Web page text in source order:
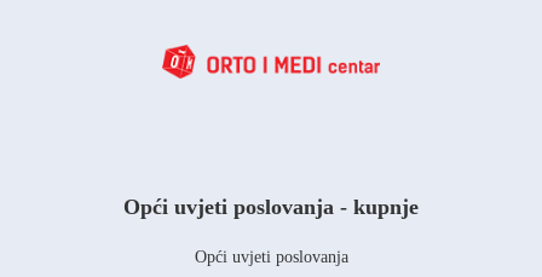
Opći uvjeti poslovanja - kupnje
Opći uvjeti poslovanja